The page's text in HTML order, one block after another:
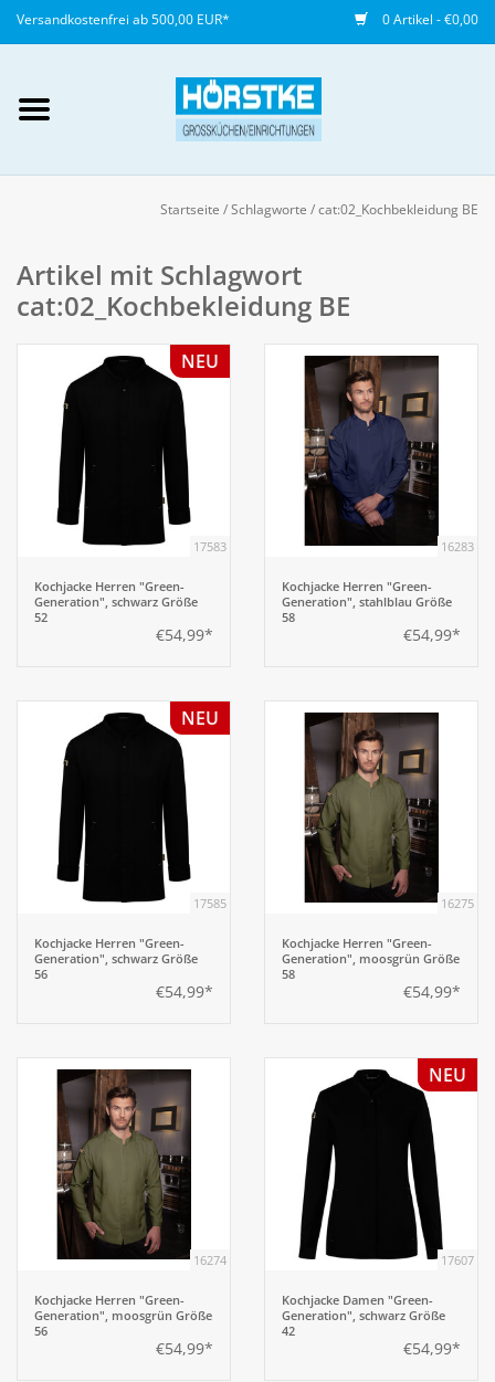
Versandkostenfrei ab 500,00 EUR* 0 Artikel - €0,00
anlegen
NEU
Gedeckter Tisch
Fingerfood
Aufsteller
Bar
Einrichtung
Berufsbekleidung
Küche
Küchenmöbel
Startseite /Schlagworte /cat:02_Kochbekleidung BE
Artikel mit Schlagwort
cat:02_Kochbekleidung BE
NEU
17583
Kochjacke Herren "Green-
Generation", schwarz Größe
52
€54,99*
16283
Kochjacke Herren "Green-
Generation", stahlblau Größe
58
€54,99*
NEU
17585
Kochjacke Herren "Green-
Generation", schwarz Größe
56
€54,99*
16275
Kochjacke Herren "Green-
Generation", moosgrün Größe
58
€54,99*
16274
Kochjacke Herren "Green-
Generation", moosgrün Größe
56
€54,99*
NEU
17607
Kochjacke Damen "Green-
Generation", schwarz Größe
42
€54,99*